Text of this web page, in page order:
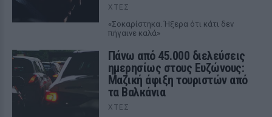
ΧΤΕΣ
«Σοκαρίστηκα. Ήξερα ότι κάτι δεν
πήγαινε καλά»
Πάνω από 45.000 διελεύσεις
ημερησίως στους Ευζώνους:
Μαζική άφιξη τουριστών από
τα Βαλκάνια
ΧΤΕΣ